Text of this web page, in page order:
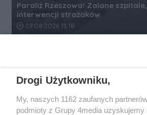
Paraliż Rzeszowa! Zalane
interwencji strażaków
Data dodania artykułu:
07.08.2026 13:18
Drogi Użytkowniku,
My, naszych 1162 zaufanych
podmioty z Grupy 4media uzyskujemy